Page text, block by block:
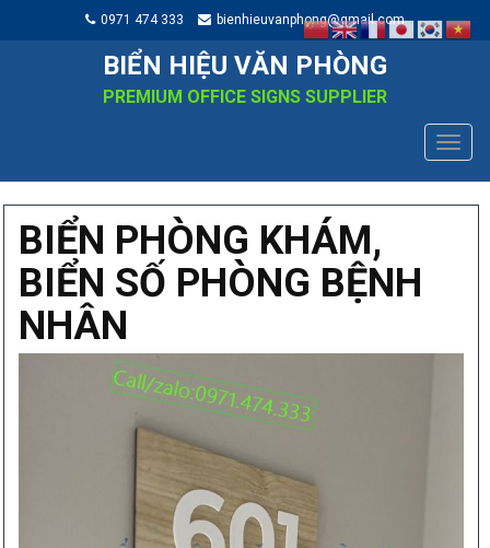
0971 474 333 bienhieuvanphong@gmail.com
BIỂN HIỆU VĂN PHÒNG
PREMIUM OFFICE SIGNS SUPPLIER
BIỂN PHÒNG KHÁM,
BIỂN SỐ PHÒNG BỆNH
NHÂN